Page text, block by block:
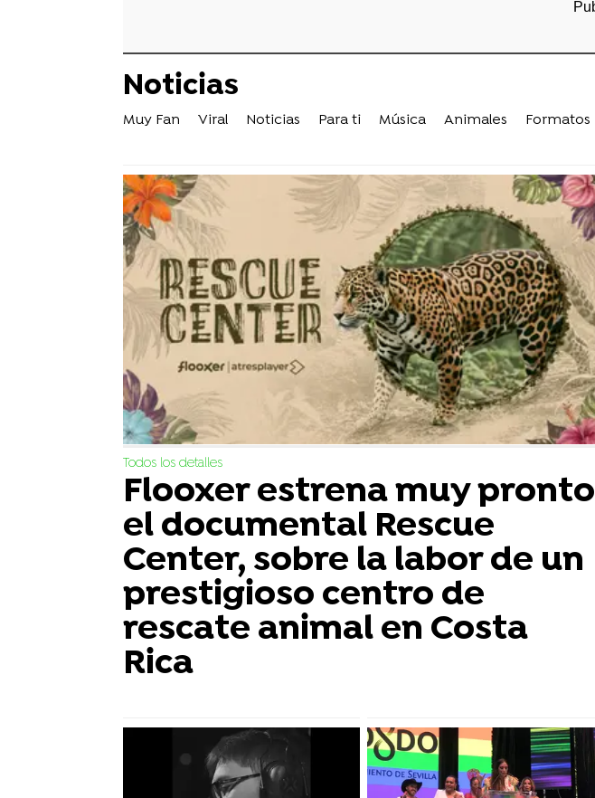
Noticias
Muy Fan Viral Noticias Para ti Música Animales Formatos
Todos los detalles
Flooxer estrena muy pronto
el documental Rescue
Center, sobre la labor de un
prestigioso centro de
rescate animal en Costa
Rica